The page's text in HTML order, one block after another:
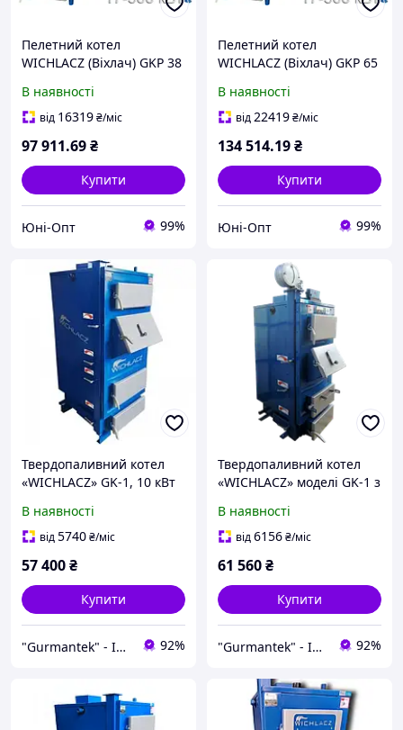
Пелетний котел
WICHLACZ (Віхлач) GKP 38
пальник "єВідновлення"
В наявності
від 16319₴/міс
97 911.69₴
Купити
Юні-Опт 99%
Пелетний котел
WICHLACZ (Віхлач) GKP 65
В наявності
від22419₴/міс
134 514.19₴
Купити
Юні-Опт 99%
Твердопаливний котел
«WICHLACZ» GK-1, 10 кВт
В наявності
від5740₴/міс
57 400₴
Купити
"Gurmantek" - Інтернет-магазин 92%
Твердопаливний котел
«WICHLACZ» моделі GK-1 з
В наявності
від6156₴/міс
61 560₴
Купити
"Gurmantek" - Інтернет-магазин 92%